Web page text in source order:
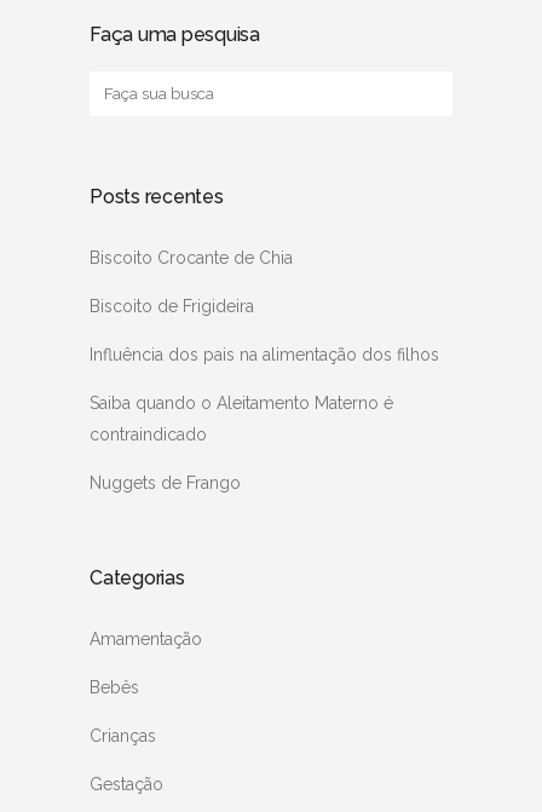
Faça uma pesquisa
Posts recentes
Biscoito Crocante de Chia
Biscoito de Frigideira
Influência dos pais na alimentação dos filhos
Saiba quando o Aleitamento Materno é
contraindicado
Nuggets de Frango
Categorias
Amamentação
Bebês
Crianças
Gestação